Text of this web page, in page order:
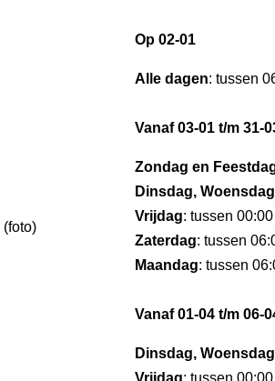
(foto)
Op 02-01
Alle dagen: tussen
Vanaf 03-01 t/m 31-
Zondag en
Dinsdag,
Vrijdag: tussen
Zaterdag: tussen
Maandag: tussen
Vanaf 01-04 t/m 06-
Dinsdag,
Vrijdag: tussen